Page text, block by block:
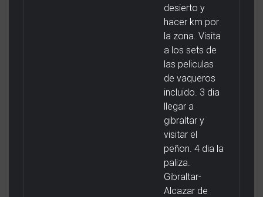
desierto y
hacer km por
la zona. Visita
a los sets de
las peliculas
de vaqueros
incluido. 3 dia
llegar a
gibraltar y
visitar el
peñon. 4 dia la
paliza.
Gibraltar-
Alcazar de